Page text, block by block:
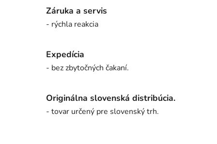
Záruka a servis
- rýchla reakcia
Expedícia
- bez zbytočných čakaní.
Originálna slovenská distribúcia.
- tovar určený pre slovenský trh.